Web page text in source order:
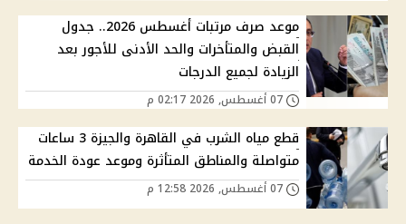
موعد صرف مرتبات أغسطس 2026.. جدول
القبض والمتأخرات والحد الأدنى للأجور بعد
الزيادة لجميع الدرجات
قطع مياه الشرب في القاهرة والجيزة 3 ساعات
متواصلة والمناطق المتأثرة وموعد عودة الخدمة